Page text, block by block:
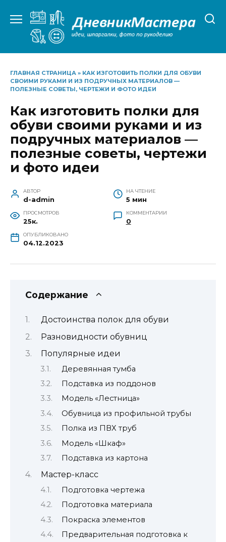
содержанию
ГЛАВНАЯ СТРАНИЦА » КАК ИЗГОТОВИТЬ ПОЛКИ ДЛЯ ОБУВИ
СВОИМИ РУКАМИ И ИЗ ПОДРУЧНЫХ МАТЕРИАЛОВ —
ПОЛЕЗНЫЕ СОВЕТЫ, ЧЕРТЕЖИ И ФОТО ИДЕИ
Как изготовить полки для
обуви своими руками и из
подручных материалов —
полезные советы, чертежи
и фото идеи
АВТОР
d-admin
НА ЧТЕНИЕ
5 мин
ПРОСМОТРОВ
25к.
КОММЕНТАРИИ
0
ОПУБЛИКОВАНО
04.12.2023
Содержание
Достоинства полок для обуви
Разновидности обувниц
Популярные идеи
Деревянная тумба
Подставка из поддонов
Модель «Лестница»
Обувница из профильной трубы
Полка из ПВХ труб
Модель «Шкаф»
Подставка из картона
Мастер-класс
Подготовка чертежа
Подготовка материала
Покраска элементов
Предварительная подготовка к